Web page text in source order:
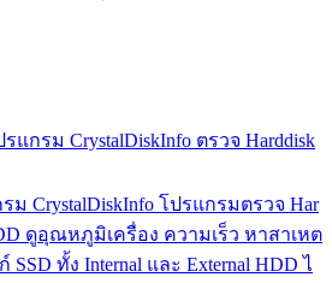
รแกรม CrystalDiskInfo ตรวจ Harddisk
CrystalDiskInfo โปรแกรมตรวจ Har
ดูอุณหภูมิเครื่อง ความเร็ว หาสาเหต
ทั้ง Internal และ External HDD ไ